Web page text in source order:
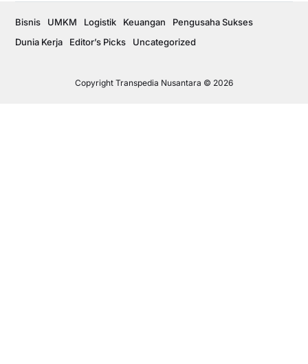
Copyright Transpedia Nusantara © 2026
Bisnis UMKM Logistik Keuangan
Pengusaha Sukses
Dunia Kerja
Editor’s Picks Uncategorized